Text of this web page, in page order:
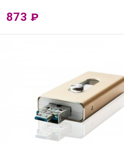
873 ₽